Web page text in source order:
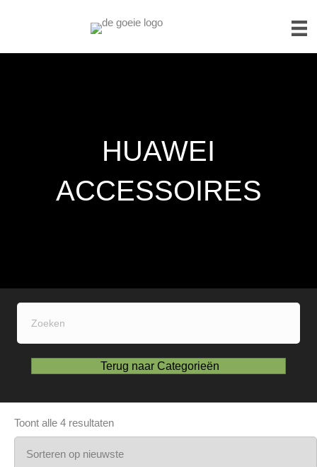
HUAWEI
ACCESSOIRES
Terug naar Categorieën
Toont alle 4 resultatenGesorteerd
op